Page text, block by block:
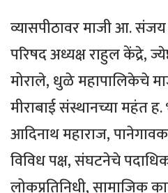
व्यासपीठावर माजी आ.
परिषद अध्यक्ष राहुल केंद्रे,
मोराले, धुळे महापालिकेचे
मीराबाई संस्थानच्या महंत
आदिनाथ महाराज,
विविध पक्ष, संघटनेचे
लोकप्रतिनिधी, सामाजिक